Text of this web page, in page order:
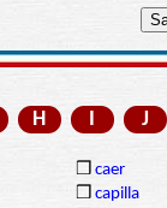
H I J
❒ caer
❒ capilla